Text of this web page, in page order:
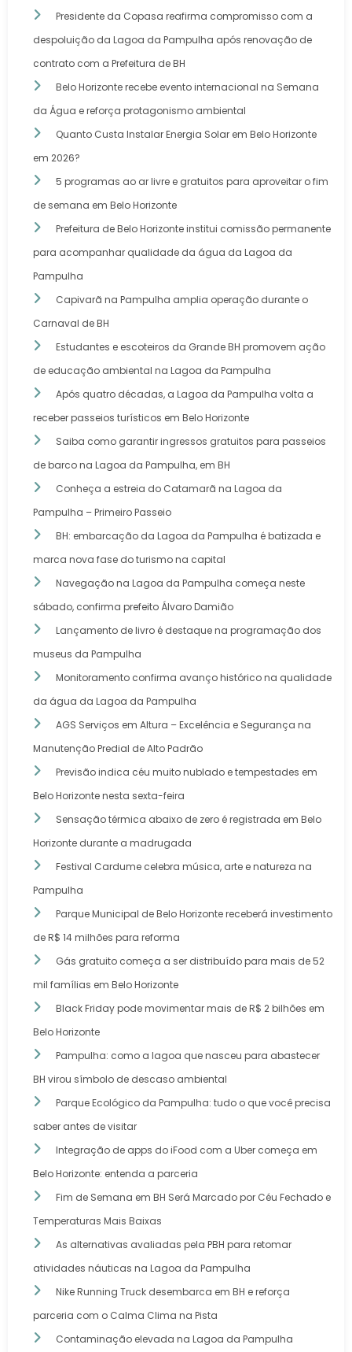
Presidente da Copasa reafirma compromisso com a
despoluição da Lagoa da Pampulha após renovação de
contrato com a Prefeitura de BH
Belo Horizonte recebe evento internacional na Semana
da Água e reforça protagonismo ambiental
Quanto Custa Instalar Energia Solar em Belo Horizonte
em 2026?
5 programas ao ar livre e gratuitos para aproveitar o fim
de semana em Belo Horizonte
Prefeitura de Belo Horizonte institui comissão permanente
para acompanhar qualidade da água da Lagoa da
Pampulha
Capivarã na Pampulha amplia operação durante o
Carnaval de BH
Estudantes e escoteiros da Grande BH promovem ação
de educação ambiental na Lagoa da Pampulha
Após quatro décadas, a Lagoa da Pampulha volta a
receber passeios turísticos em Belo Horizonte
Saiba como garantir ingressos gratuitos para passeios
de barco na Lagoa da Pampulha, em BH
Conheça a estreia do Catamarã na Lagoa da
Pampulha – Primeiro Passeio
BH: embarcação da Lagoa da Pampulha é batizada e
marca nova fase do turismo na capital
Navegação na Lagoa da Pampulha começa neste
sábado, confirma prefeito Álvaro Damião
Lançamento de livro é destaque na programação dos
museus da Pampulha
Monitoramento confirma avanço histórico na qualidade
da água da Lagoa da Pampulha
AGS Serviços em Altura – Excelência e Segurança na
Manutenção Predial de Alto Padrão
Previsão indica céu muito nublado e tempestades em
Belo Horizonte nesta sexta-feira
Sensação térmica abaixo de zero é registrada em Belo
Horizonte durante a madrugada
Festival Cardume celebra música, arte e natureza na
Pampulha
Parque Municipal de Belo Horizonte receberá investimento
de R$ 14 milhões para reforma
Gás gratuito começa a ser distribuído para mais de 52
mil famílias em Belo Horizonte
Black Friday pode movimentar mais de R$ 2 bilhões em
Belo Horizonte
Pampulha: como a lagoa que nasceu para abastecer
BH virou símbolo de descaso ambiental
Parque Ecológico da Pampulha: tudo o que você precisa
saber antes de visitar
Integração de apps do iFood com a Uber começa em
Belo Horizonte: entenda a parceria
Fim de Semana em BH Será Marcado por Céu Fechado e
Temperaturas Mais Baixas
As alternativas avaliadas pela PBH para retomar
atividades náuticas na Lagoa da Pampulha
Nike Running Truck desembarca em BH e reforça
parceria com o Calma Clima na Pista
Contaminação elevada na Lagoa da Pampulha